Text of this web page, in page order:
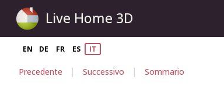
Live Home 3D
EN DE FR ES IT
Precedente | Successivo | Sommario